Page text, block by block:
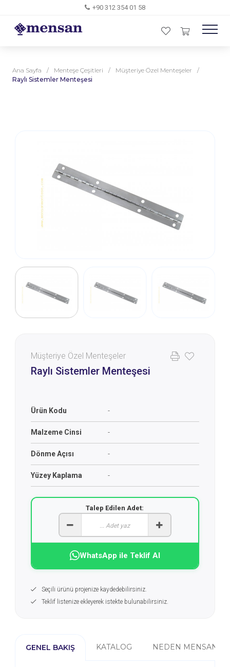
+90 312 354 01 58
Ana Sayfa / Menteşe Çeşitleri / Müşteriye Özel Menteşeler
/
Raylı Sistemler Menteşesi
Müşteriye Özel Menteşeler
Raylı Sistemler Menteşesi
Ürün Kodu -
Malzeme Cinsi -
Dönme Açısı -
Yüzey Kaplama -
Talep Edilen Adet:
WhatsApp ile Teklif Al
Seçili ürünü projenize kaydedebilirsiniz.
Teklif listenize ekleyerek istekte bulunabilirsiniz.
GENEL BAKIŞ KATALOG NEDEN MENSAN?